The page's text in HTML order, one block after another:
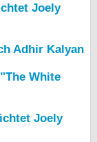
Joely
Adhir Kalyan
White
Joely